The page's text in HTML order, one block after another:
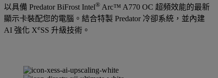
以具備 Predator BiFrost Intel® Arc™ A770 OC 超頻效能的最新
顯示卡裝配您的電腦。結合特製 Predator 冷卻系統，並內建
AI 強化 XeSS 升級技術。